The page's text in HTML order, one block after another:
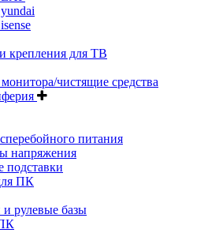
крепления для ТВ
чистящие средства
питания
напряжения
ПК
рулевые базы